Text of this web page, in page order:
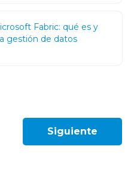
Fabric: qué es y
gestión de datos
Siguiente